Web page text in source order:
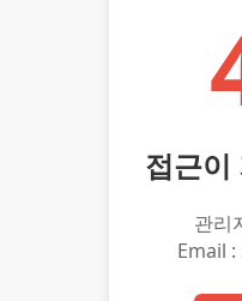
접근이
관리
Email